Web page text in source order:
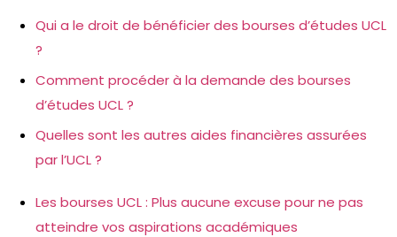
Qui a le droit de bénéficier des bourses d’études UCL
?
Comment procéder à la demande des bourses
d’études UCL ?
Quelles sont les autres aides financières assurées
par l’UCL ?
Les bourses UCL : Plus aucune excuse pour ne pas
atteindre vos aspirations académiques